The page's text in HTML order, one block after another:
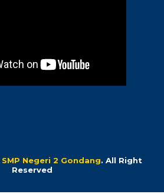
SMP Negeri 2 Gondang. All Right
Reserved